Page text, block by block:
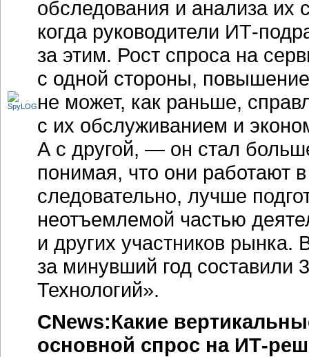
обследования и анализа их
когда руководители ИТ-
за этим. Рост спроса на
с одной стороны,
не может, как раньше,
с их обслуживанием и
А с другой, — он стал
понимая, что они работают
следовательно, лучше
неотъемлемой частью
и других участников
за минувший год составили
Технологий».
CNews:Какие
основной спрос на ИТ-